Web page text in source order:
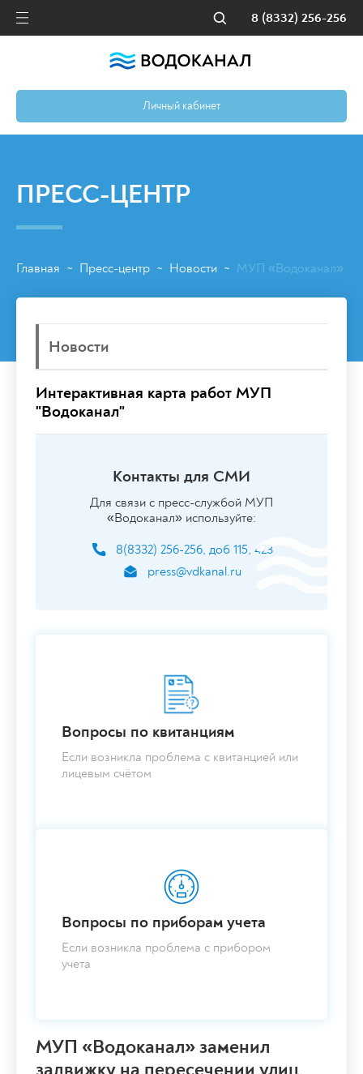
8 (8332) 256-256
Личный кабинет
ПРЕСС-ЦЕНТР
Главная ~ Пресс-центр ~ Новости ~ МУП «Водоканал»
Новости
Интерактивная карта работ МУП
"Водоканал"
Контакты для СМИ
Для связи с пресс-службой МУП
«Водоканал» используйте:
8(8332) 256-256, доб 115, 423
press@vdkanal.ru
Вопросы по квитанциям
Если возникла проблема с квитанцией или
лицевым счётом
Вопросы по приборам учета
Если возникла проблема с прибором
учета
МУП «Водоканал» заменил